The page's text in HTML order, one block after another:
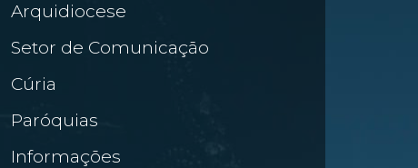
Arquidiocese
Setor de Comunicação
Cúria
Paróquias
Informações